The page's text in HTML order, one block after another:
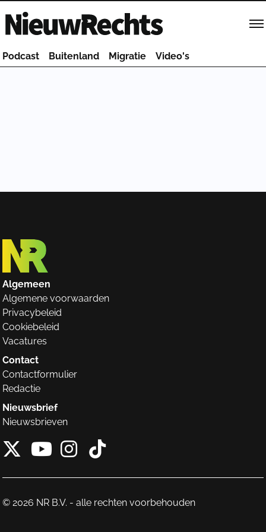
Homepage van NieuwRechts
Podcast Buitenland Migratie Video's
Algemeen
Algemene voorwaarden
Privacybeleid
Cookiebeleid
Vacatures
Contact
Contactformulier
Redactie
Nieuwsbrief
Nieuwsbrieven
X van NieuwRechts
Instagram van
Tiktok van
© 2026 NR B.V. - alle rechten voorbehouden